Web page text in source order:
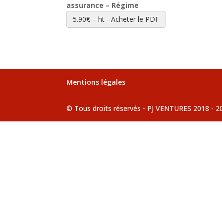
assurance – Régime
5.90€ – ht - Acheter le PDF
Mentions légales
© Tous droits réservés - PJ VENTURES 2018 -